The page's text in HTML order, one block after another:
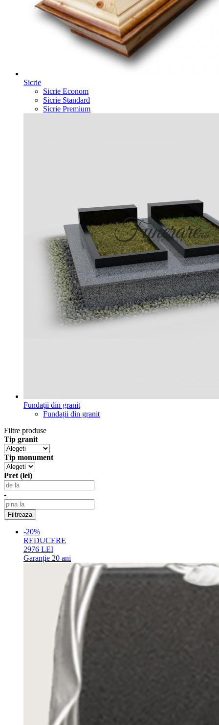
Sicrie
Sicrie Econom
Sicrie Standard
Sicrie Premium
Fundații din granit
Fundații din granit
Filtre produse
Tip granit
Tip monument
Pret (lei)
-
-20%
REDUCERE
2976 LEI
Garanție 20 ani